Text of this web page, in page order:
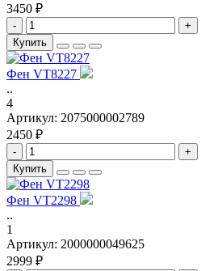
3450 ₽
-
+
Купить
Фен VT8227
..
4
Артикул: 2075000002789
2450 ₽
-
+
Купить
Фен VT2298
..
1
Артикул: 2000000049625
2999 ₽